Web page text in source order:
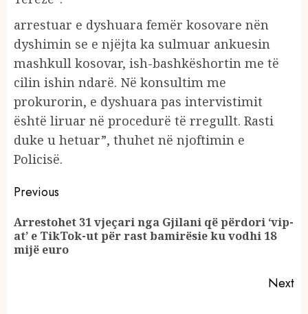
arrestuar e dyshuara femër kosovare nën
dyshimin se e njëjta ka sulmuar ankuesin
mashkull kosovar, ish-bashkëshortin me të
cilin ishin ndarë. Në konsultim me
prokurorin, e dyshuara pas intervistimit
është liruar në procedurë të rregullt. Rasti
duke u hetuar”, thuhet në njoftimin e
Policisë.
Continue
Reading
Previous
Arrestohet 31 vjeçari nga Gjilani që përdori ‘vip-
at’ e TikTok-ut për rast bamirësie ku vodhi 18
mijë euro
Next